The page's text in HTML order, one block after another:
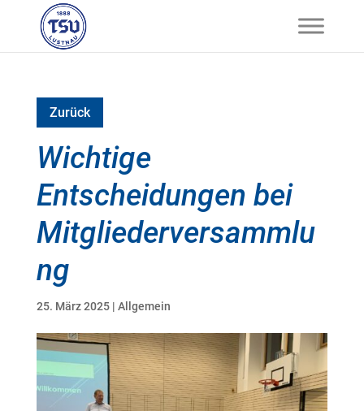
Zurück
Wichtige
Entscheidungen bei
Mitgliederversammlu
ng
25. März 2025| Allgemein